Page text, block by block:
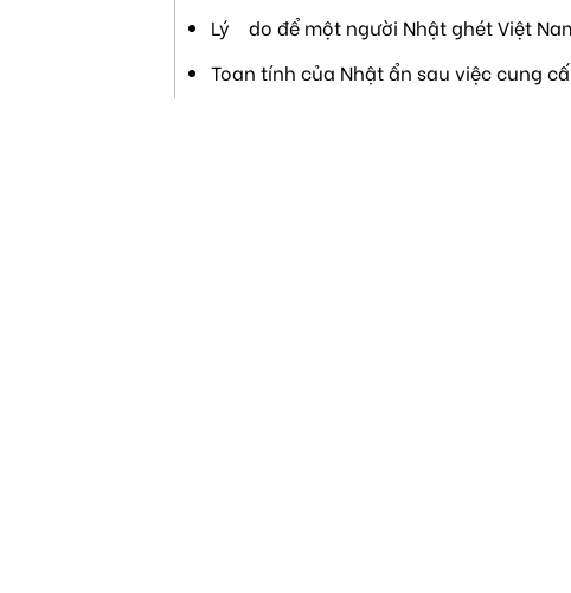
Lý do để một người Nhật ghét Việt
Toan tính của Nhật ẩn sau việc cung